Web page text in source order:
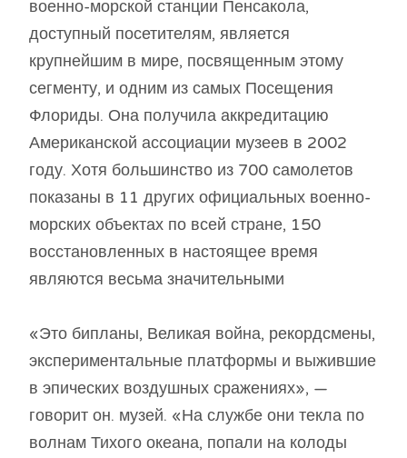
военно-морской станции Пенсакола,
доступный посетителям, является
крупнейшим в мире, посвященным этому
сегменту, и одним из самых Посещения
Флориды. Она получила аккредитацию
Американской ассоциации музеев в 2002
году. Хотя большинство из 700 самолетов
показаны в 11 других официальных военно-
морских объектах по всей стране, 150
восстановленных в настоящее время
являются весьма значительными
«Это бипланы, Великая война, рекордсмены,
экспериментальные платформы и выжившие
в эпических воздушных сражениях», —
говорит он. музей. «На службе они текла по
волнам Тихого океана, попали на колоды